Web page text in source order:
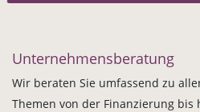
Unternehmensberatung
Wir beraten Sie umfassend zu
Themen von der Finanzierung bis